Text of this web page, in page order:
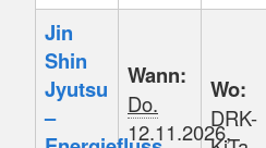
Jin
Shin
Jyutsu
–
Wann:
Do.
12.11.2026,
Wo:
DRK-